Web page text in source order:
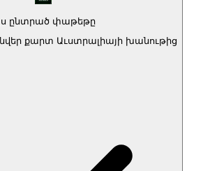
ընտրած փաթեթը
նվեր քարտ Աւստրալիայի խանութից